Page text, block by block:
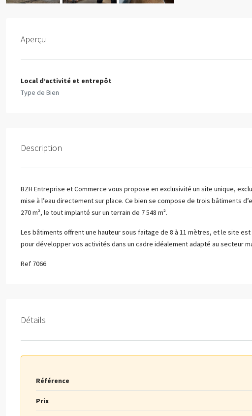
Aperçu
Local d’activité et entrepôt
Type de Bien
Description
BZH Entreprise et Commerce vous propose en exclusivité un site unique,
mise à l’eau directement sur place. Ce bien se compose de trois bâtiments
270 m², le tout implanté sur un terrain de 7 548 m².
Les bâtiments offrent une hauteur sous faitage de 8 à 11 mètres, et le site
pour développer vos activités dans un cadre idéalement adapté au secteur
Ref 7066
Détails
Référence
Prix